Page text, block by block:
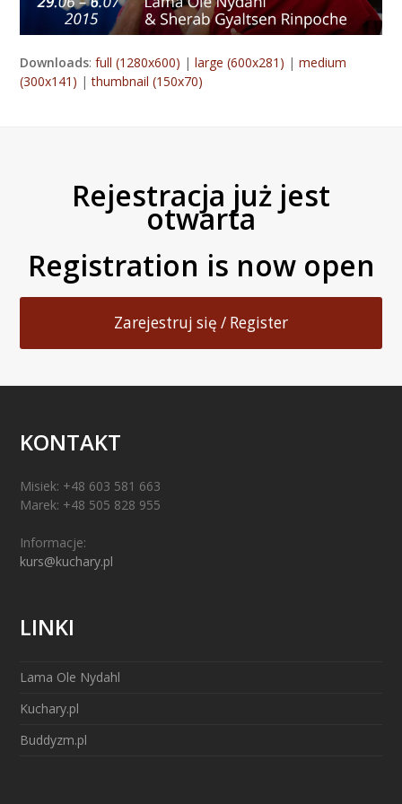
Downloads:full (1280x600) |large (600x281) |medium
(300x141) |thumbnail (150x70)
Rejestracja już jest
otwarta
Registration is now open
Zarejestruj się / Register
KONTAKT
Misiek: +48 603 581 663
Marek: +48 505 828 955
Informacje:
kurs@kuchary.pl
LINKI
Lama Ole Nydahl
Kuchary.pl
Buddyzm.pl